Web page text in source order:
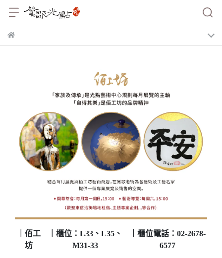
｜佰工
坊
｜櫃位：L33、L35、
M31-33
｜櫃位電話：02-2678-
6577